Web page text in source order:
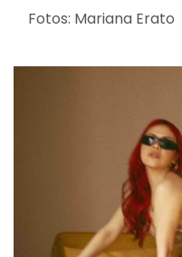
Fotos: Mariana Erato